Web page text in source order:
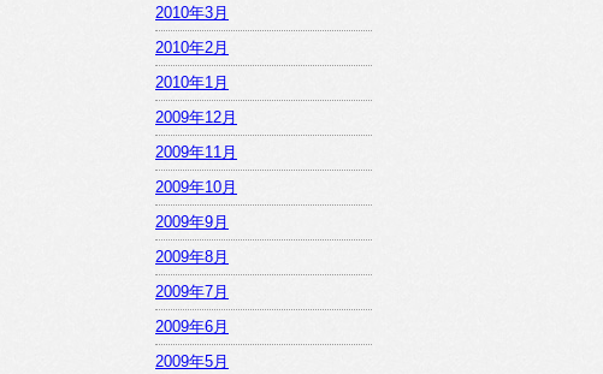
2010年3月
2010年2月
2010年1月
2009年12月
2009年11月
2009年10月
2009年9月
2009年8月
2009年7月
2009年6月
2009年5月